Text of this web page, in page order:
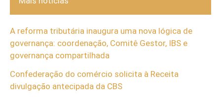
A reforma tributária inaugura uma nova lógica de
governança: coordenação, Comitê Gestor, IBS e
governança compartilhada
Confederação do comércio solicita à Receita
divulgação antecipada da CBS